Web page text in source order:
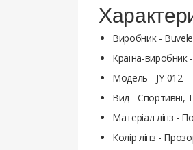
Виробник - Buvele
Країна-виробник
Модель - JY-012
Вид - Спортивні,
Матеріал лінз -
Колір лінз -